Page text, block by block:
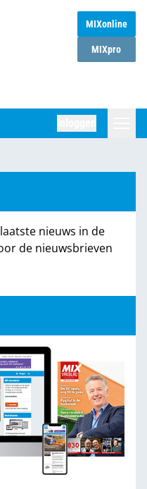
MIXonline
MIXpro
nieuws in de
de nieuwsbrieven